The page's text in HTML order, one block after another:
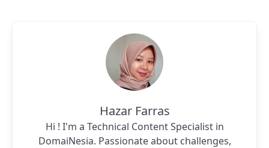
Hazar Farras
Hi ! I'm a Technical Content Specialist in
DomaiNesia. Passionate about challenges,